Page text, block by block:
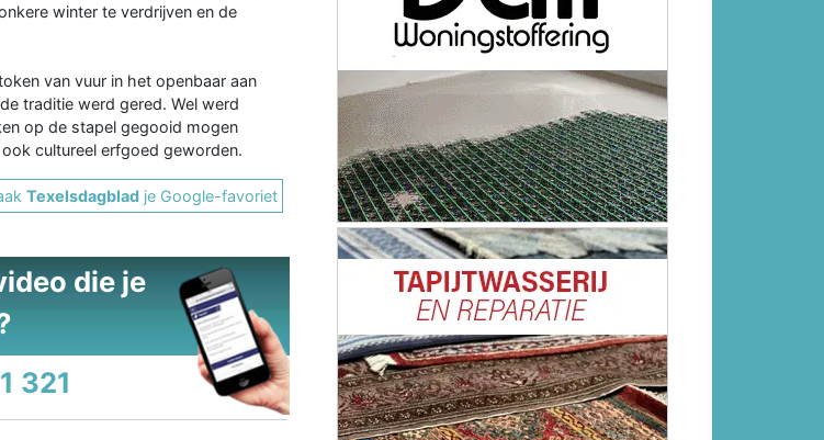
winter te verdrijven en de
van vuur in het openbaar aan
traditie werd gered. Wel werd
op de stapel gegooid mogen
cultureel erfgoed geworden.
Texelsdagblad je Google-favoriet
die je
321